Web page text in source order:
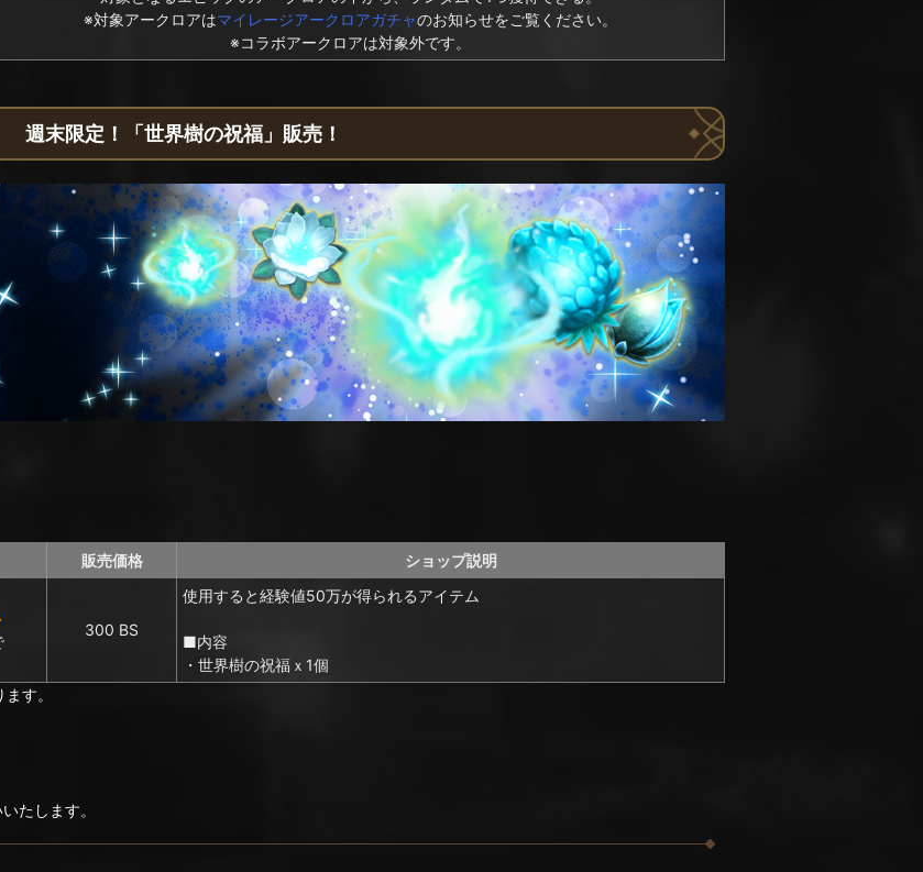
※対象アークロアはマイレージアークロアガチャのお知らせをご覧ください。
※コラボアークロアは対象外です。
週末限定！「世界樹の祝福」販売！
販売価格 ショップ説明
300 BS
使用すると経験値50万が得られるアイテム
■内容
・世界樹の祝福ｘ1個
す。
たします。